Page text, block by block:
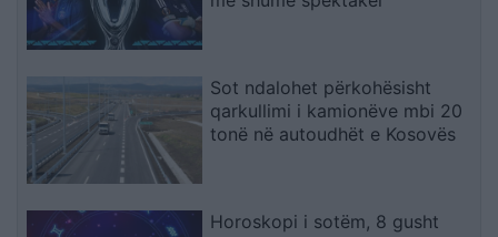
Sot ndalohet përkohësisht
qarkullimi i kamionëve mbi 20
tonë në autoudhët e Kosovës
Horoskopi i sotëm, 8 gusht